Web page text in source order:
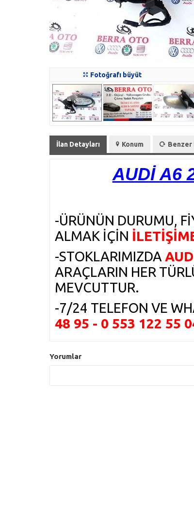
Fotoğrafı büyüt
İlan Detayları Konum Benzer
AUDİ A6
-ÜRÜNÜN DURUMU,
ALMAK İÇİN
-STOKLARIMIZDA
ARAÇLARIN HER
MEVCUTTUR.
-7/24 TELEFON VE
48 95 - 0 553 122 55
Yorumlar